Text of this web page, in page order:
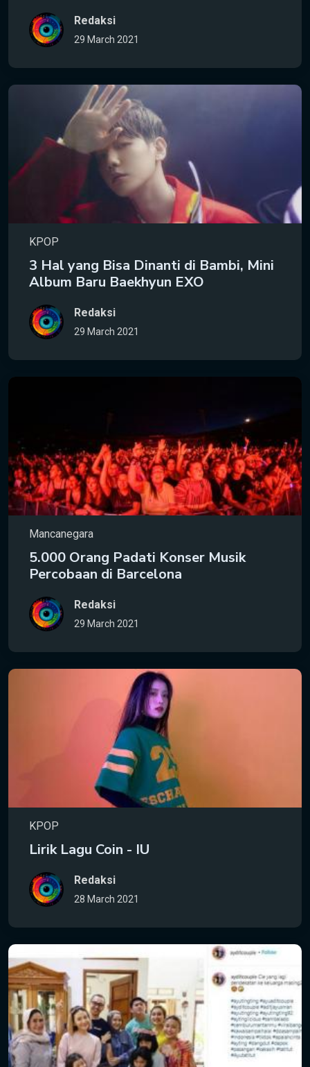
Redaksi
29 March 2021
KPOP
3 Hal yang Bisa Dinanti di Bambi, Mini
Album Baru Baekhyun EXO
Redaksi
29 March 2021
Mancanegara
5.000 Orang Padati Konser Musik
Percobaan di Barcelona
Redaksi
29 March 2021
KPOP
Lirik Lagu Coin - IU
Redaksi
28 March 2021